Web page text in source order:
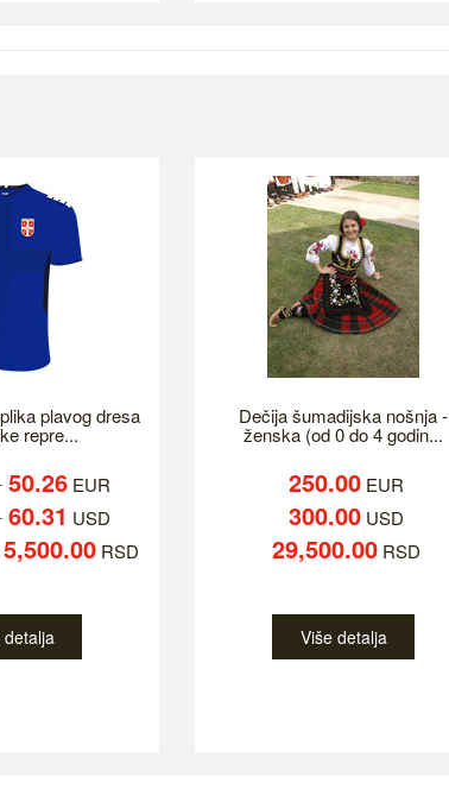
plavog dresa
repre...
50.26EUR
60.31 USD
5,500.00RSD
detalja
Dečija šumadijska nošnja -
ženska (od 0 do 4 godin...
250.00 EUR
300.00 USD
29,500.00 RSD
Više detalja